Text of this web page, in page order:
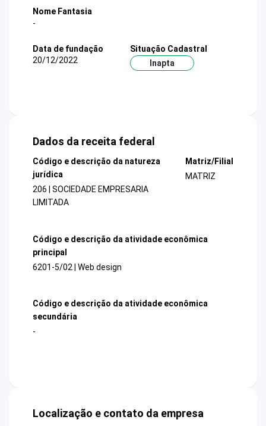
Nome Fantasia
-
Data de fundação
20/12/2022
Situação Cadastral
Inapta
Dados da receita federal
Código e descrição da natureza
jurídica
206 | SOCIEDADE EMPRESARIA
LIMITADA
Matriz/Filial
MATRIZ
Código e descrição da atividade econômica
principal
6201-5/02 | Web design
Código e descrição da atividade econômica
secundária
-
Localização e contato da empresa